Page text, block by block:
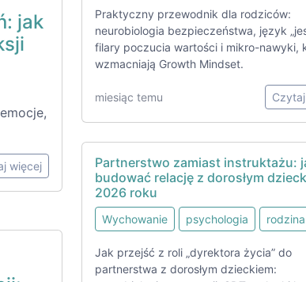
jak
więcej
Praktyczny przewodnik dla rodziców:
neurobiologia bezpieczeństwa, język
filary poczucia wartości i mikro-nawyki,
wzmacniają Growth Mindset.
miesiąc temu
Partnerstwo zamiast instruktażu:
budować relację z dorosłym
2026 roku
Wychowanie psychologia rodzina
Jak przejść z roli „dyrektora życia” do
partnerstwa z dorosłym dzieckiem: